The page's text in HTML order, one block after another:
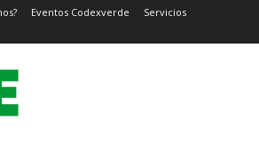
Eventos Codexverde Servicios